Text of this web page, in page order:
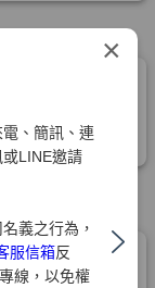
×
、簡訊、連
LINE邀請
義之行為，
服信箱反
線，以免權